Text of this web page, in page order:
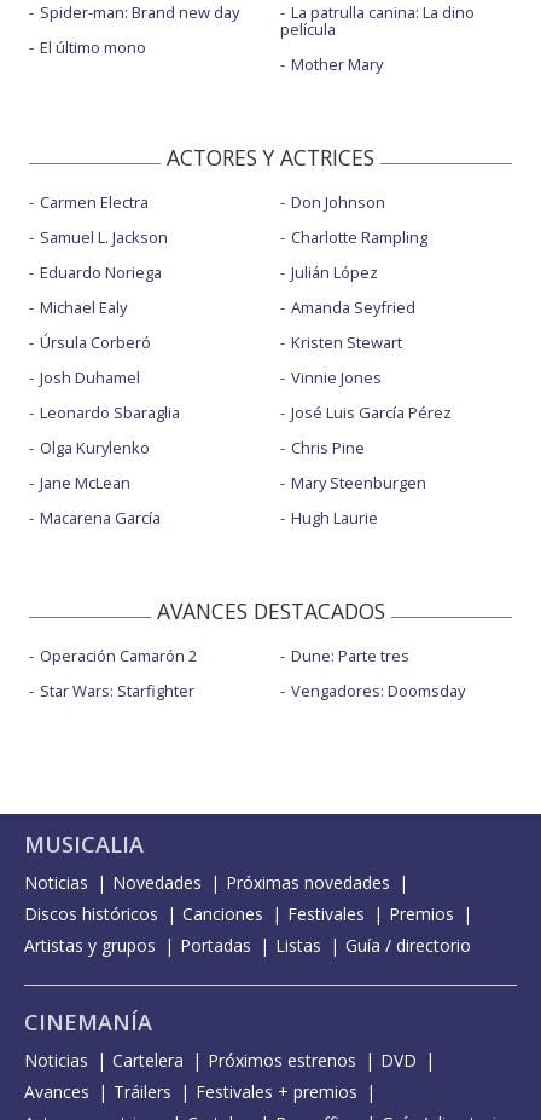
Spider-man: Brand new day
El último mono
La patrulla canina: La dino
película
Mother Mary
ACTORES Y ACTRICES
Carmen Electra
Samuel L. Jackson
Eduardo Noriega
Michael Ealy
Úrsula Corberó
Josh Duhamel
Leonardo Sbaraglia
Olga Kurylenko
Jane McLean
Macarena García
Don Johnson
Charlotte Rampling
Julián López
Amanda Seyfried
Kristen Stewart
Vinnie Jones
José Luis García Pérez
Chris Pine
Mary Steenburgen
Hugh Laurie
AVANCES DESTACADOS
Operación Camarón 2
Star Wars: Starfighter
Dune: Parte tres
Vengadores: Doomsday
MUSICALIA
Noticias Novedades
Próximas novedades
Discos históricos
Canciones Festivales
Premios
Artistas y grupos
Portadas Listas Guía / directorio
CINEMANÍA
Noticias Cartelera Próximos estrenos
DVD
Avances
Tráilers
Festivales + premios